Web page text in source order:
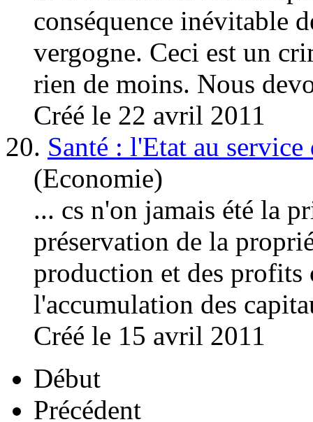
conséquence inévitable
vergogne. Ceci est un
rien de moins. Nous
Créé le 22 avril 2011
20. Santé : l'Etat au
(Economie)
... cs n'on jamais été la
préservation de la
production et des profits
l'accumulation des
Créé le 15 avril 2011
Début
Précédent